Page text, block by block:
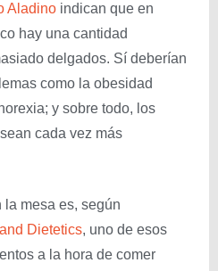
Aladino indican que en
hay una cantidad
delgados. Sí deberían
como la obesidad
y sobre todo, los
cada vez más
la mesa es, según
Dietetics, uno de esos
a la hora de comer